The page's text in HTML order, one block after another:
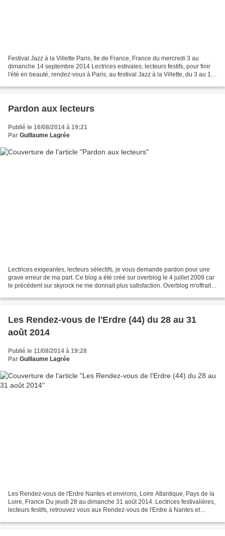
Festival Jazz à la Villette Paris, Ile de France, France du mercredi 3 au
dimanche 14 septembre 2014 Lectrices estivales, lecteurs festifs, pour finir
l'été en beauté, rendez-vous à Paris, au festival Jazz à la Villette, du 3 au 14
Pardon aux lecteurs
Publié le 16/08/2014 à 19:21
Par Guillaume Lagrée
Lectrices exigeantes, lecteurs sélectifs, je vous demande pardon pour une
grave erreur de ma part. Ce blog a été créé sur overblog le 4 juillet 2009 car
le précédent sur skyrock ne me donnait plus satisfaction. Overblog m'offrait
Les Rendez-vous de l'Erdre (44) du 28 au 31
août 2014
Publié le 11/08/2014 à 19:28
Par Guillaume Lagrée
Les Rendez-vous de l'Erdre Nantes et environs, Loire Atlantique, Pays de la
Loire, France Du jeudi 28 au dimanche 31 août 2014. Lectrices festivalières,
lecteurs festifs, retrouvez vous aux Rendez-vous de l'Erdre à Nantes et